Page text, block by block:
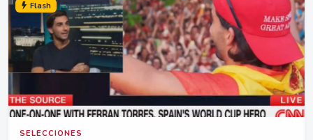
Flash
SELECCIONES